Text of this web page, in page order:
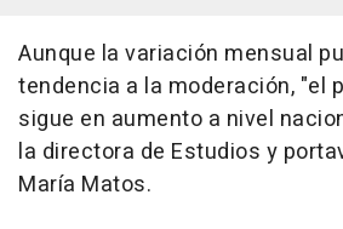
Aunque la variación mensual
tendencia a la moderación, "el
sigue en aumento a nivel
la directora de Estudios y
María Matos.